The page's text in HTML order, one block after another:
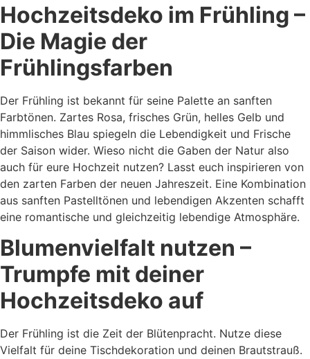
Hochzeitsdeko im Frühling –
Die Magie der
Frühlingsfarben
Der Frühling ist bekannt für seine Palette an sanften
Farbtönen. Zartes Rosa, frisches Grün, helles Gelb und
himmlisches Blau spiegeln die Lebendigkeit und Frische
der Saison wider. Wieso nicht die Gaben der Natur also
auch für eure Hochzeit nutzen? Lasst euch inspirieren von
den zarten Farben der neuen Jahreszeit. Eine Kombination
aus sanften Pastelltönen und lebendigen Akzenten schafft
eine romantische und gleichzeitig lebendige Atmosphäre.
Blumenvielfalt nutzen –
Trumpfe mit deiner
Hochzeitsdeko auf
Der Frühling ist die Zeit der Blütenpracht. Nutze diese
Vielfalt für deine Tischdekoration und deinen Brautstrauß.